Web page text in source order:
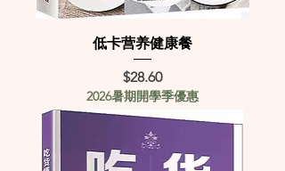
低卡营养健康餐
Price
$28.60
2026暑期開學季優惠